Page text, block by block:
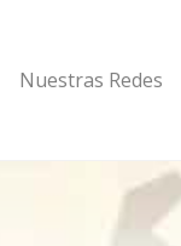
Nuestras Redes